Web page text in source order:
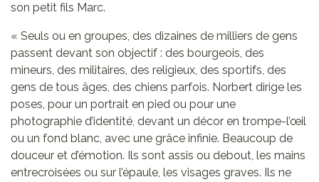
son petit fils Marc.
« Seuls ou en groupes, des dizaines de milliers de gens
passent devant son objectif : des bourgeois, des
mineurs, des militaires, des religieux, des sportifs, des
gens de tous âges, des chiens parfois. Norbert dirige les
poses, pour un portrait en pied ou pour une
photographie d’identité, devant un décor en trompe-l’œil
ou un fond blanc, avec une grâce infinie. Beaucoup de
douceur et d’émotion. Ils sont assis ou debout, les mains
entrecroisées ou sur l’épaule, les visages graves. Ils ne